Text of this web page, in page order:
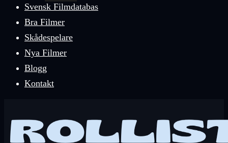
Svensk Filmdatabas
Bra Filmer
Skådespelare
Nya Filmer
Blogg
Kontakt